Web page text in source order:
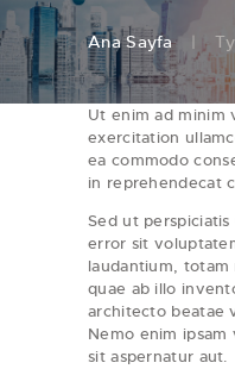
Ana Sayfa
Ut enim ad minim
exercitation
ea commodo
in reprehendecat
Sed ut
error sit
laudantium, totam
quae ab illo
architecto beatae
Nemo enim
sit aspernatur aut.